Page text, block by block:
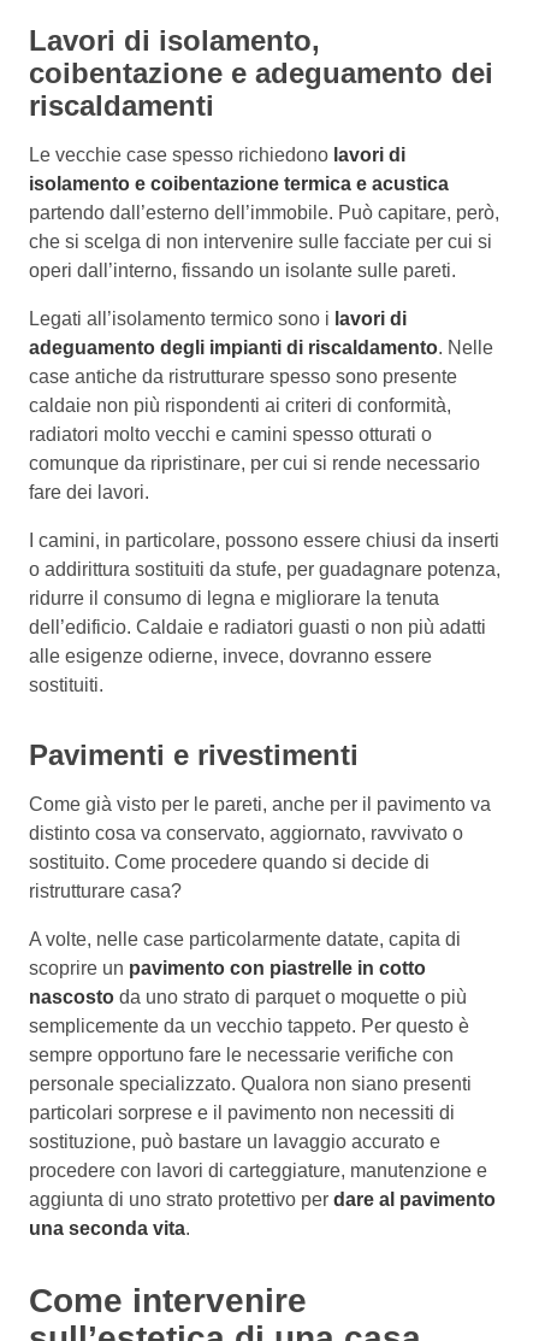
Lavori di isolamento,
coibentazione e adeguamento dei
riscaldamenti
Le vecchie case spesso richiedono lavori di
isolamento e coibentazione termica e acustica
partendo dall’esterno dell’immobile. Può capitare, però,
che si scelga di non intervenire sulle facciate per cui si
operi dall’interno, fissando un isolante sulle pareti.
Legati all’isolamento termico sono i lavori di
adeguamento degli impianti di riscaldamento. Nelle
case antiche da ristrutturare spesso sono presente
caldaie non più rispondenti ai criteri di conformità,
radiatori molto vecchi e camini spesso otturati o
comunque da ripristinare, per cui si rende necessario
fare dei lavori.
I camini, in particolare, possono essere chiusi da inserti
o addirittura sostituiti da stufe, per guadagnare potenza,
ridurre il consumo di legna e migliorare la tenuta
dell’edificio. Caldaie e radiatori guasti o non più adatti
alle esigenze odierne, invece, dovranno essere
sostituiti.
Pavimenti e rivestimenti
Come già visto per le pareti, anche per il pavimento va
distinto cosa va conservato, aggiornato, ravvivato o
sostituito. Come procedere quando si decide di
ristrutturare casa?
A volte, nelle case particolarmente datate, capita di
scoprire un pavimento con piastrelle in cotto
nascosto da uno strato di parquet o moquette o più
semplicemente da un vecchio tappeto. Per questo è
sempre opportuno fare le necessarie verifiche con
personale specializzato. Qualora non siano presenti
particolari sorprese e il pavimento non necessiti di
sostituzione, può bastare un lavaggio accurato e
procedere con lavori di carteggiature, manutenzione e
aggiunta di uno strato protettivo per dare al pavimento
una seconda vita.
Come intervenire